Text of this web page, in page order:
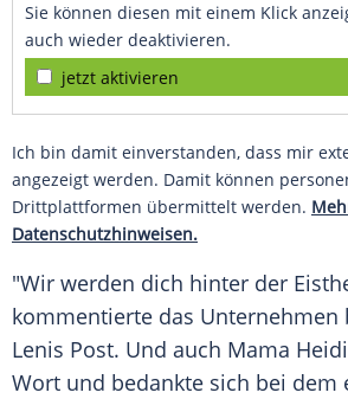
Sie können diesen mit einem Klick
auch wieder deaktivieren.
jetzt aktivieren
Ich bin damit einverstanden, dass mir
angezeigt werden. Damit können
Drittplattformen übermittelt werden.
Datenschutzhinweisen.
"Wir werden dich hinter der
kommentierte das Unternehmen
Lenis Post. Und auch Mama Heidi
Wort und bedankte sich bei dem